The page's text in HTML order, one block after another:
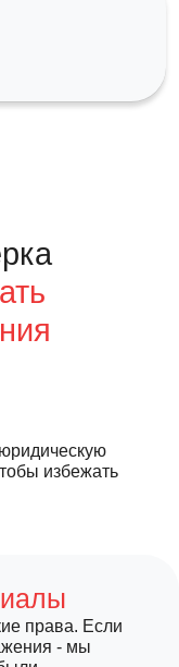
избежать
права. Если
- мы